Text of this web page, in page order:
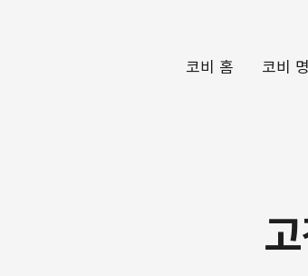
코비 홈 코비